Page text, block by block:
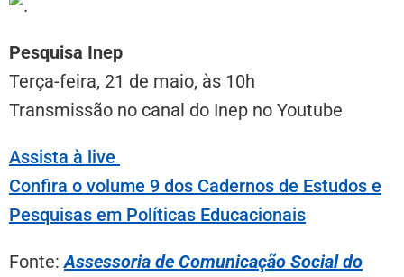
Pesquisa Inep
Terça-feira, 21 de maio, às 10h
Transmissão no canal do Inep no Youtube
Assista à live
Confira o volume 9 dos Cadernos de Estudos e
Pesquisas em Políticas Educacionais
Fonte:Assessoria de Comunicação Social do